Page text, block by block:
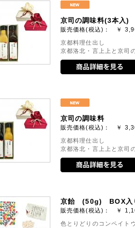
京司の調味料(3本入)
販売価格(税込)： ￥
京都料理仕出し
京都洛北・言上上と京司
京司の調味料
販売価格(税込)： ￥
京都料理仕出し
京都洛北・言上上と京司
京飴 (50g) BOX入
販売価格(税込)： ￥
色とりどりのコンペイト